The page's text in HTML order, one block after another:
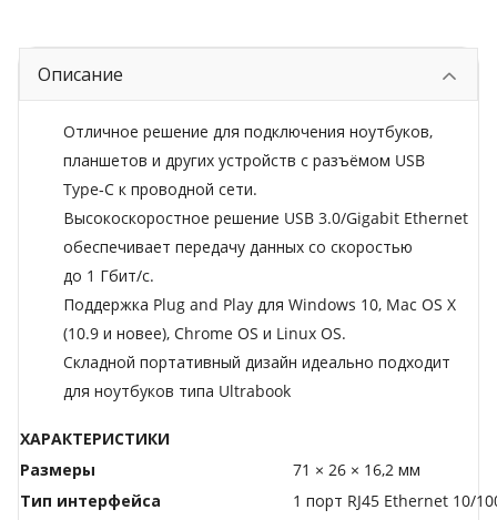
Описание
Отличное решение для подключения ноутбуков,
планшетов и других устройств с разъёмом USB
Type‑C к проводной сети.
Высокоскоростное решение USB 3.0/Gigabit Ethernet
обеспечивает передачу данных со скоростью
до 1 Гбит/с.
Поддержка Plug and Play для Windows 10, Mac OS X
(10.9 и новее), Chrome OS и Linux OS.
Складной портативный дизайн идеально подходит
для ноутбуков типа Ultrabook
ХАРАКТЕРИСТИКИ
Размеры
71 × 26 × 16,2 мм
Тип интерфейса
1 порт RJ45 Ethernet 10/